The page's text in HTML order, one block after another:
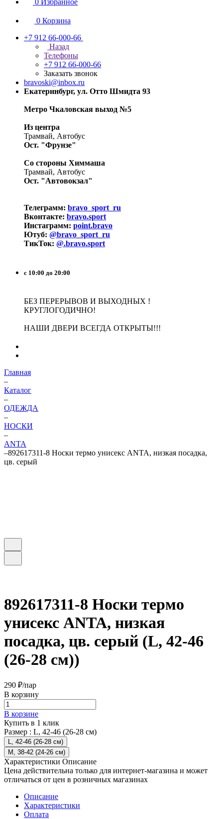
0 Избранное
0 Корзина
+7 912 66-000-66
Назад
Телефоны
+7 912 66-000-66
Заказать звонок
bravoski@inbox.ru
Екатеринбург, ул. Отто Шмидта 93
Метро Чкаловская выход №5
Из центра
Трамвай, Автобус
Ост. "Фрунзе"
Со стороны Химмаша
Трамвай, Автобус
Ост. "Автовокзал"
Телеграмм: bravo_sport_ru
Вконтакте: bravo.sport
Инстаграмм: point.bravo
Ютуб: @bravo_sport_ru
ТикТок: @.bravo.sport
с 10:00 до 20:00
БЕЗ ПЕРЕРЫВОВ И ВЫХОДНЫХ !
КРУГЛОГОДИЧНО!
НАШИ ДВЕРИ ВСЕГДА ОТКРЫТЫ!!!
Главная
–
Каталог
–
ОДЕЖДА
–
НОСКИ
–
ANTA
–892617311-8 Носки термо унисекс ANTA, низкая посадка,
цв. серый
892617311-8 Носки термо
унисекс ANTA, низкая
посадка, цв. серый (L, 42-46
(26-28 см))
290 ₽/пар
В корзину
В корзине
Купить в 1 клик
Размер : L, 42-46 (26-28 см)
L, 42-46 (26-28 см)
М, 38-42 (24-26 см)
Характеристики Описание
Цена действительна только для интернет-магазина и может
отличаться от цен в розничных магазинах
Описание
Характеристики
Оплата